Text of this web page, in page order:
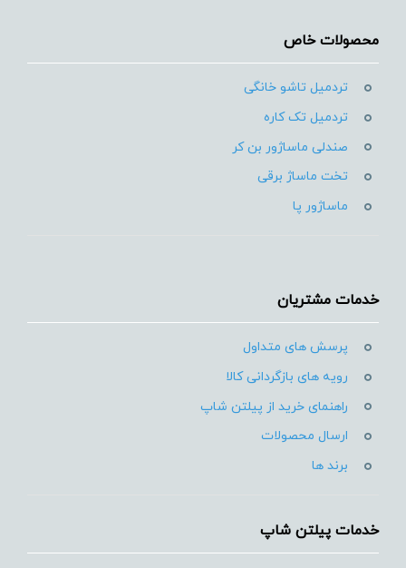
محصولات خاص
تردمیل تاشو خانگی
تردمیل تک کاره
صندلی ماساژور بن کر
تخت ماساژ برقی
ماساژور پا
خدمات مشتریان
پرسش های متداول
رویه های بازگردانی کالا
راهنمای خرید از پیلتن شاپ
ارسال محصولات
برند ها
خدمات پیلتن شاپ